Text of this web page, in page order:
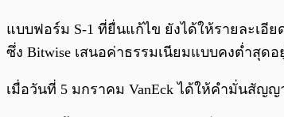
แบบฟอร์ม S-1 ที่ยื่นแก้ไข ยังได้ให้รายละเอี
ซึ่ง Bitwise เสนอค่าธรรมเนียมแบบคงต่ำสุดอ
เมื่อวันที่ 5 มกราคม VanEck ได้ให้คำมั่นสัญ